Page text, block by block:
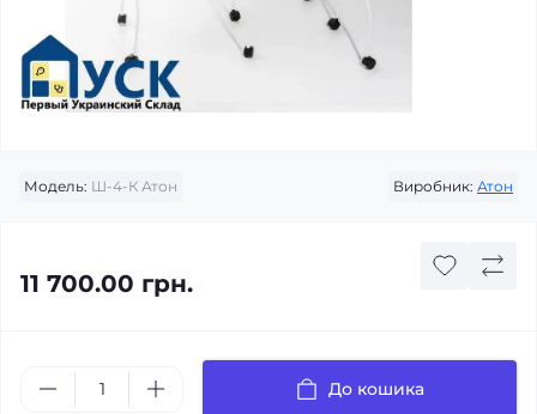
Модель: Ш-4-К Атон Виробник: Атон
11 700.00 грн.
До кошика